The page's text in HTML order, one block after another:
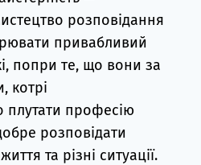
розповідання
привабливий
попри те, що вони за
котрі
плутати професію
розповідати
та різні ситуації.